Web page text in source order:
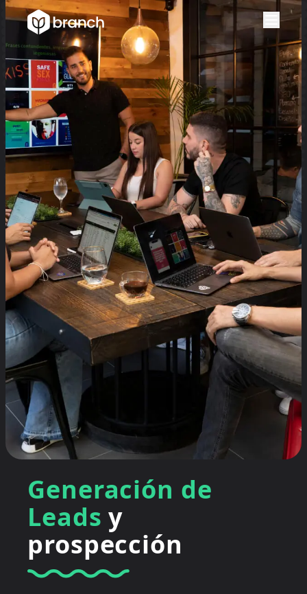
Generación de
Leads y
prospección